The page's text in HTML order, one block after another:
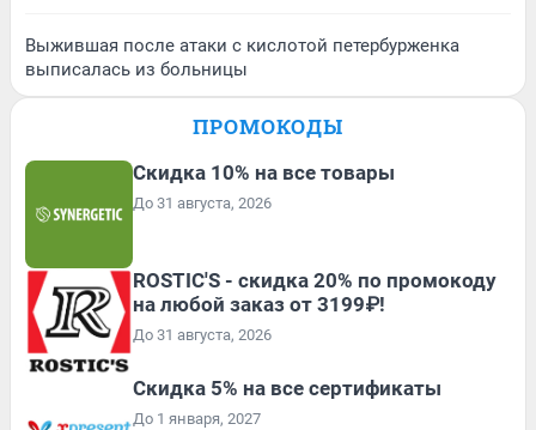
Выжившая после атаки с кислотой петербурженка
выписалась из больницы
ПРОМОКОДЫ
Скидка 10% на все товары
До 31 августа, 2026
ROSTIC'S - скидка 20% по промокоду
на любой заказ от 3199₽!
До 31 августа, 2026
Скидка 5% на все сертификаты
До 1 января, 2027